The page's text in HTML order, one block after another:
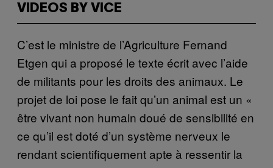
VIDEOS BY VICE
C’est le ministre de l’Agriculture Fernand
Etgen qui a proposé le texte écrit avec l’aide
de militants pour les droits des animaux. Le
projet de loi pose le fait qu’un animal est un «
être vivant non humain doué de sensibilité en
ce qu’il est doté d’un système nerveux le
rendant scientifiquement apte à ressentir la